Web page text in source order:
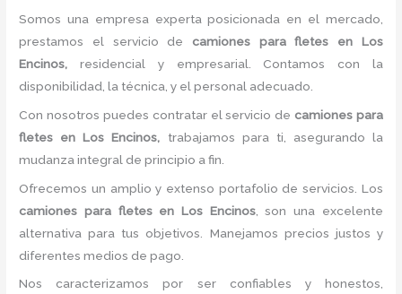
Somos una empresa experta posicionada en el mercado,
prestamos el servicio de camiones para fletes en Los
Encinos, residencial y empresarial. Contamos con la
disponibilidad, la técnica, y el personal adecuado.
Con nosotros puedes contratar el servicio de camiones para
fletes en Los Encinos, trabajamos para ti, asegurando la
mudanza integral de principio a fin.
Ofrecemos un amplio y extenso portafolio de servicios. Los
camiones para fletesen Los Encinos, son una excelente
alternativa para tus objetivos. Manejamos precios justos y
diferentes medios de pago.
Nos caracterizamos por ser confiables y honestos,